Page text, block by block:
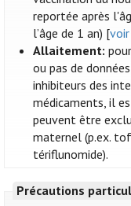
reportée après
l’âge de 1 an) [
Allaitement:
ou pas de
inhibiteurs des
médicaments, il
peuvent être
maternel (p.ex.
tériflunomide).
Précautions